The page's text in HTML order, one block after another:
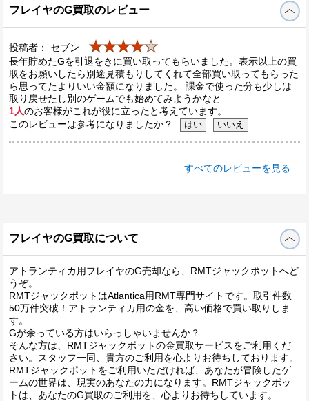
フレイヤのG買取のレビュー
投稿者： セブン ★★★★★
長年貯めたGを引退をきに買い取ってもらいました。表示以上の買
取をお願いしたら別途見積もりしてくれて全部買い取ってもらった
ら思ってたよりいい金額になりました。 課金で使った分も少しは
取り戻せたし別のゲームでも始めてみようかなと
1人のお客様がこれが役に立ったと考えています。
このレビューは参考になりましたか？
すべてのレビューを見る
フレイヤのG買取について
アトランティカ用フレイヤのG売却なら、RMTジャックポットへど
うぞ。
RMTジャックポットはAtlantica用RMT専門サイトです。取引件数
50万件突破！アトランティカ用の金を、高い価格で買い取りしま
す。
Gが余っている方はいらっしゃいませんか？
そんな方は、RMTジャックポットの金買取サービスをご利用くだ
さい。スタッフ一同、貴方のご利用を心よりお待ちしております。
RMTジャックポットをご利用いただければ、あなたが冒険したゲ
ームの世界は、現実のあなたの力になります。RMTジャックポッ
トは、あなたのG買取のご利用を、心よりお待ちしています。